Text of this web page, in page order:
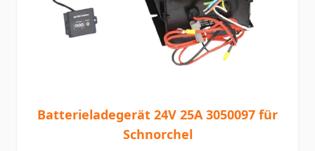
Batterieladegerät 24V 25A 3050097 für
Schnorchel